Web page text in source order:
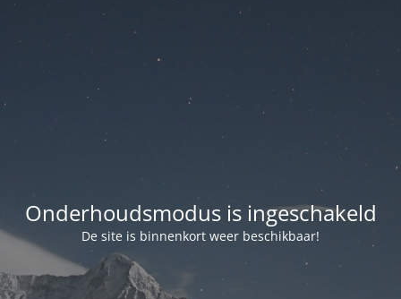
Onderhoudsmodus is ingeschakeld
De site is binnenkort weer beschikbaar!